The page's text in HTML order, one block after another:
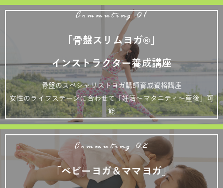
Commuting 01
「骨盤スリムヨガ®」
インストラクター養成講座
骨盤のスペシャリストヨガ講師育成資格講座
女性のライフステージに合わせて「妊活～マタニティ～産後」可
能
Commuting 02
「ベビーヨガ＆ママヨガ」